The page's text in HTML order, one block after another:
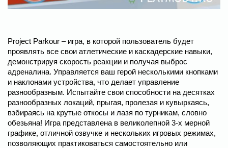
Project Parkour – игра, в которой пользователь будет
проявлять все свои атлетические и каскадерские навыки,
демонстрируя скорость реакции и получая выброс
адреналина. Управляется ваш герой несколькими кнопками
и наклонами устройства, что делает управление
разнообразным. Испытайте свои способности на десятках
разнообразных локаций, прыгая, пролезая и кувыркаясь,
взбираясь на крутые откосы и лазя по турникам, словно
обезьяна! Игра представлена в великолепной 3-х мерной
графике, отличной озвучке и нескольких игровых режимах,
позволяющих практиковаться самостоятельно или